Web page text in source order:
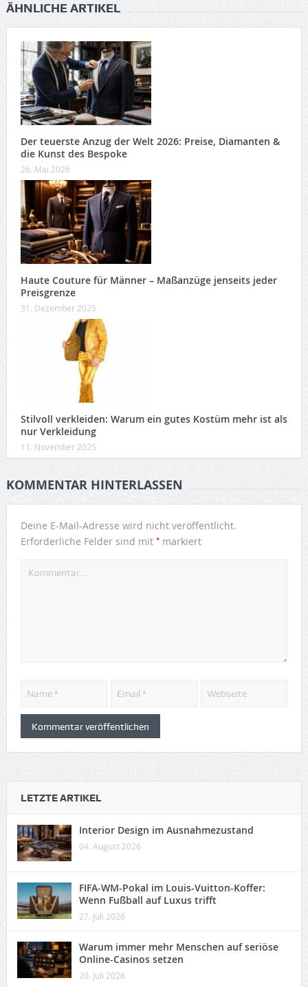
ÄHNLICHE ARTIKEL
Der teuerste Anzug der Welt 2026: Preise, Diamanten &
die Kunst des Bespoke
26. Mai 2026
Haute Couture für Männer – Maßanzüge jenseits jeder
Preisgrenze
31. Dezember 2025
Stilvoll verkleiden: Warum ein gutes Kostüm mehr ist als
nur Verkleidung
11. November 2025
KOMMENTAR HINTERLASSEN
Deine E-Mail-Adresse wird nicht veröffentlicht.
Erforderliche Felder sind mit *markiert
LETZTE ARTIKEL
Interior Design im Ausnahmezustand
04. August 2026
FIFA-WM-Pokal im Louis-Vuitton-Koffer:
Wenn Fußball auf Luxus trifft
27. Juli 2026
Warum immer mehr Menschen auf seriöse
Online-Casinos setzen
20. Juli 2026